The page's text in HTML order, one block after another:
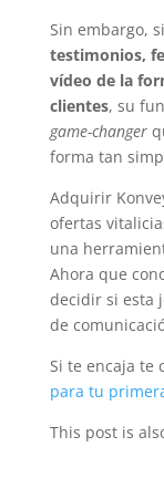
Sin embargo,
testimonios,
vídeo de la
clientes, su
game-changer
forma tan
Adquirir
ofertas
una
Ahora que
decidir si esta
de
Si te encaja te
para tu
This post is